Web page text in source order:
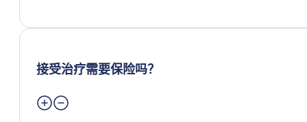
接受治疗需要保险吗？